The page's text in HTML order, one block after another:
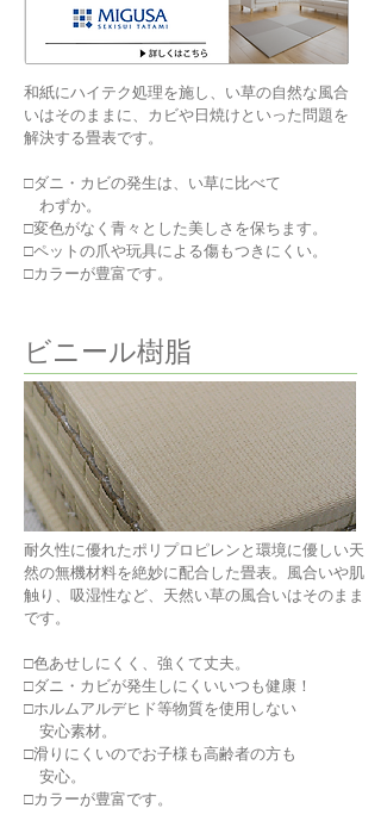
和紙にハイテク処理を施し、い草の自然な風合
いはそのままに、カビや日焼けといった問題を
解決する畳表です。
□ダニ・カビの発生は、い草に比べて
わずか。
□変色がなく青々とした美しさを保ちます。
□ペットの爪や玩具による傷もつきにくい。
□カラーが豊富です。
ビニール樹脂
耐久性に優れたポリプロピレンと環境に優しい天
然の無機材料を絶妙に配合した畳表。風合いや肌
触り、吸湿性など、天然い草の風合いはそのまま
です。
□色あせしにくく、強くて丈夫。
□ダニ・カビが発生しにくいいつも健康！
□ホルムアルデヒド等物質を使用しない
安心素材。
□滑りにくいのでお子様も高齢者の方も
安心。
□カラーが豊富です。